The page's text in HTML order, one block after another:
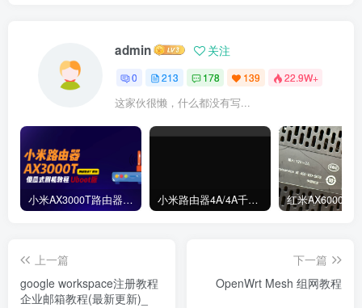
admin 关注
0 213 178 139 22.9W+
这家伙很懒，什么都没有写...
小米AX3000T路由器刷机教程傻瓜式uboot版支持v1v2+恢复原厂系统教程RD03 RD23 小米路由器4A/4A千兆版/R4A/R4AC傻瓜式刷机教程breed版+openwrt分区版支持V1V2+恢复原厂教程
上一篇
google workspace注册教程
企业邮箱教程(最新更新)_
下一篇
OpenWrt Mesh 组网教程